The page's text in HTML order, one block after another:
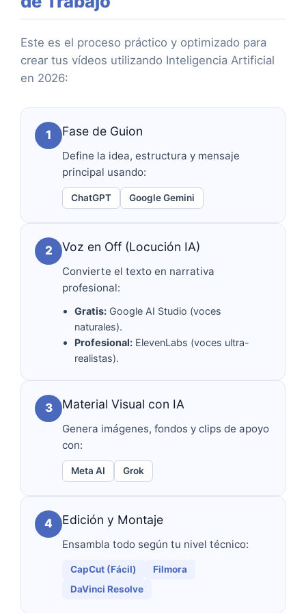
Módulo 13:
Venta de productos/servicios
Módulo 15:Tráfico rápido desde
TikTok e Instagram.
Este es el proceso práctico y optimizado para
crear tus vídeos utilizando Inteligencia Artificial
en 2026:
1 Fase de Guion
Define la idea, estructura y mensaje
principal usando:
ChatGPT Google Gemini
2 Voz en Off (Locución IA)
Convierte el texto en narrativa
profesional:
Gratis: Google AI Studio (voces
naturales).
Profesional: ElevenLabs (voces ultra-
realistas).
3 Material Visual con IA
Genera imágenes, fondos y clips de apoyo
con:
Meta AI Grok
4 Edición y Montaje
Ensambla todo según tu nivel técnico:
CapCut (Fácil)
Filmora
DaVinci Resolve